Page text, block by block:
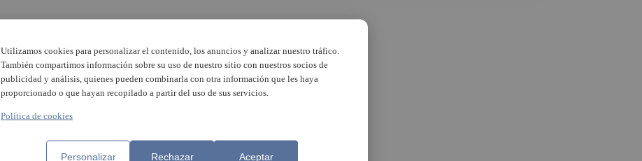
Utilizamos cookies para personalizar el contenido, los anuncios y analizar nuestro tráfico.
También compartimos información sobre su uso de nuestro sitio con nuestros socios de
publicidad y análisis, quienes pueden combinarla con otra información que les haya
proporcionado o que hayan recopilado a partir del uso de sus servicios.
Política de cookies
Personalizar Rechazar Aceptar